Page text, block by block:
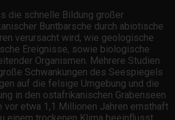
die schnelle Bildung großer
Buntbarsche durch abiotische
verursacht wird, wie geologische
Ereignisse, sowie biologische
Organismen. Mehrere Studien
Schwankungen des Seespiegels
auf die felsige Umgebung und die
in den ostafrikanischen Grabenseen
vor etwa 1,1 Millionen Jahren ernsthaft